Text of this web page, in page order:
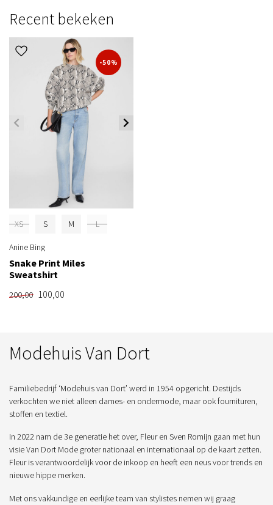
Recent bekeken
-50%
XS S M L
Anine Bing
Snake Print Miles
Sweatshirt
200,00 100,00
Modehuis Van Dort
Familiebedrijf ‘Modehuis van Dort’ werd in 1954 opgericht. Destijds
verkochten we niet alleen dames- en ondermode, maar ook fournituren,
stoffen en textiel.
In 2022 nam de 3e generatie het over, Fleur en Sven Romijn gaan met hun
visie Van Dort Mode groter nationaal en internationaal op de kaart zetten.
Fleur is verantwoordelijk voor de inkoop en heeft een neus voor trends en
nieuwe hippe merken.
Met ons vakkundige en eerlijke team van stylistes nemen wij graag